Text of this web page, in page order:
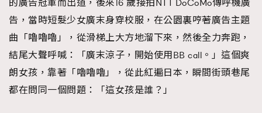
AFrenchMind
DressLikeAParisienne
EmpowerF
FashionWeek FigaroAesthetic
的廣告冠軍而出道，後來16 歲接拍NTT DoCoMo傳呼機廣
告，當時短髮少女廣末身穿校服，在公園裏哼著廣告主題
曲「嚕嚕嚕」，從滑梯上大方地溜下來，然後全力奔跑，
結尾大聲呼喊：「廣末涼子，開始使用BB call。」這個爽
朗女孩，靠著「嚕嚕嚕」，從此紅遍日本，瞬間街頭巷尾
都在問同一個問題：「這女孩是誰？」